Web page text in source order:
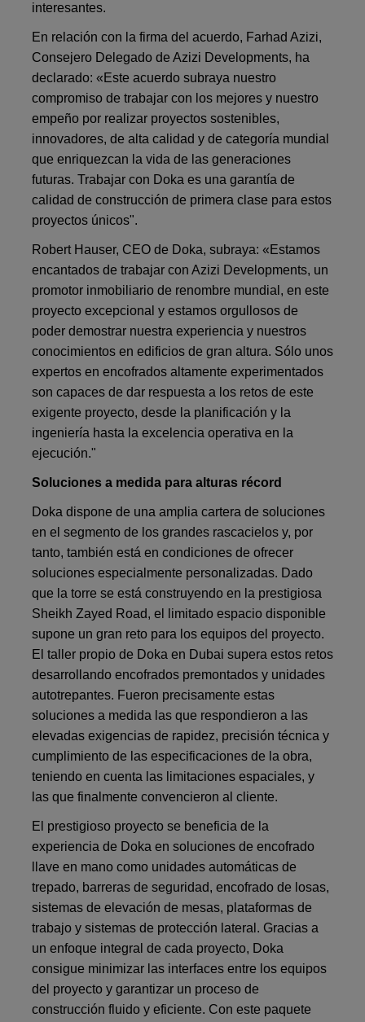
interesantes.
En relación con la firma del acuerdo, Farhad Azizi,
Consejero Delegado de Azizi Developments, ha
declarado: «Este acuerdo subraya nuestro
compromiso de trabajar con los mejores y nuestro
empeño por realizar proyectos sostenibles,
innovadores, de alta calidad y de categoría mundial
que enriquezcan la vida de las generaciones
futuras. Trabajar con Doka es una garantía de
calidad de construcción de primera clase para estos
proyectos únicos".
Robert Hauser, CEO de Doka, subraya: «Estamos
encantados de trabajar con Azizi Developments, un
promotor inmobiliario de renombre mundial, en este
proyecto excepcional y estamos orgullosos de
poder demostrar nuestra experiencia y nuestros
conocimientos en edificios de gran altura. Sólo unos
expertos en encofrados altamente experimentados
son capaces de dar respuesta a los retos de este
exigente proyecto, desde la planificación y la
ingeniería hasta la excelencia operativa en la
ejecución."
Soluciones a medida para alturas récord
Doka dispone de una amplia cartera de soluciones
en el segmento de los grandes rascacielos y, por
tanto, también está en condiciones de ofrecer
soluciones especialmente personalizadas. Dado
que la torre se está construyendo en la prestigiosa
Sheikh Zayed Road, el limitado espacio disponible
supone un gran reto para los equipos del proyecto.
El taller propio de Doka en Dubai supera estos retos
desarrollando encofrados premontados y unidades
autotrepantes. Fueron precisamente estas
soluciones a medida las que respondieron a las
elevadas exigencias de rapidez, precisión técnica y
cumplimiento de las especificaciones de la obra,
teniendo en cuenta las limitaciones espaciales, y
las que finalmente convencieron al cliente.
El prestigioso proyecto se beneficia de la
experiencia de Doka en soluciones de encofrado
llave en mano como unidades automáticas de
trepado, barreras de seguridad, encofrado de losas,
sistemas de elevación de mesas, plataformas de
trabajo y sistemas de protección lateral. Gracias a
un enfoque integral de cada proyecto, Doka
consigue minimizar las interfaces entre los equipos
del proyecto y garantizar un proceso de
construcción fluido y eficiente. Con este paquete